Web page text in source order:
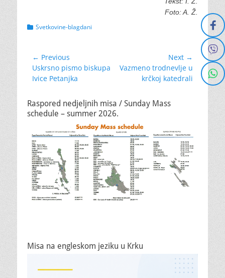
Foto: A. Ž.
Categories
Svetkovine-blagdani
Navigacija
objava
← Previous
Previous
post:
Uskrsno pismo biskupa
Ivice Petanjka
Next →
Next
Vazmeno trodnevlje u
krčkoj katedrali
Raspored nedjeljnih misa / Sunday Mass
schedule – summer 2026.
Misa na engleskom jeziku u Krku